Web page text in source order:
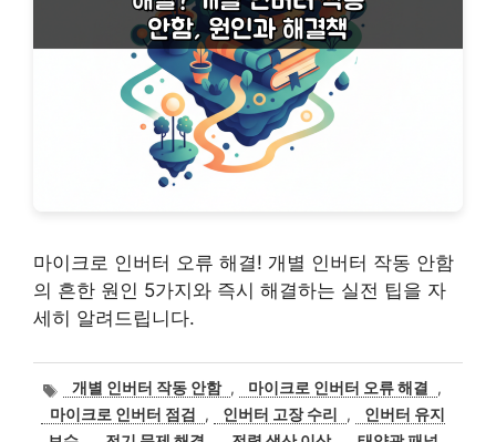
마이크로 인버터 오류 해결! 개별 인버터 작동 안함
의 흔한 원인 5가지와 즉시 해결하는 실전 팁을 자
세히 알려드립니다.
태
그
개별 인버터 작동 안함 , 마이크로 인버터 오류 해결
,
마이크로 인버터 점검
, 인버터 고장 수리 ,
인버터 유지